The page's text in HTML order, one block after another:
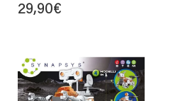
29,90€